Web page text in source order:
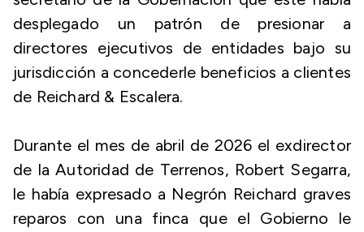
desplegado un patrón de presionar a
directores ejecutivos de entidades bajo su
jurisdicción a concederle beneficios a clientes
de Reichard & Escalera.
Durante el mes de abril de 2026 el exdirector
de la Autoridad de Terrenos, Robert Segarra,
le había expresado a Negrón Reichard graves
reparos con una finca que el Gobierno le